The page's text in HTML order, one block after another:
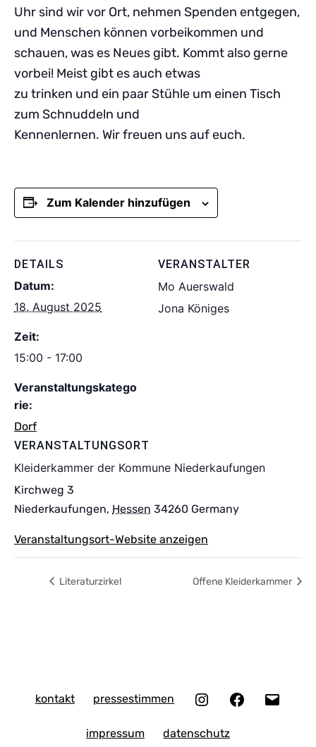
Uhr sind wir vor Ort, nehmen Spenden entgegen,
und Menschen können vorbeikommen und
schauen, was es Neues gibt. Kommt also gerne
vorbei! Meist gibt es auch etwas
zu trinken und ein paar Stühle um einen Tisch
zum Schnuddeln und
Kennenlernen. Wir freuen uns auf euch.
Zum Kalender hinzufügen
DETAILS
Datum:
18. August 2025
Zeit:
15:00 - 17:00
Veranstaltungskatego
rie:
Dorf
VERANSTALTUNGSORT
Kleiderkammer der Kommune Niederkaufungen
Kirchweg 3
Niederkaufungen, Hessen 34260 Germany
Veranstaltungsort-Website anzeigen
VERANSTALTER
Mo Auerswald
Jona Königes
Literaturzirkel Offene Kleiderkammer
kontakt pressestimmen InstagramFacebook
impressum datenschutz